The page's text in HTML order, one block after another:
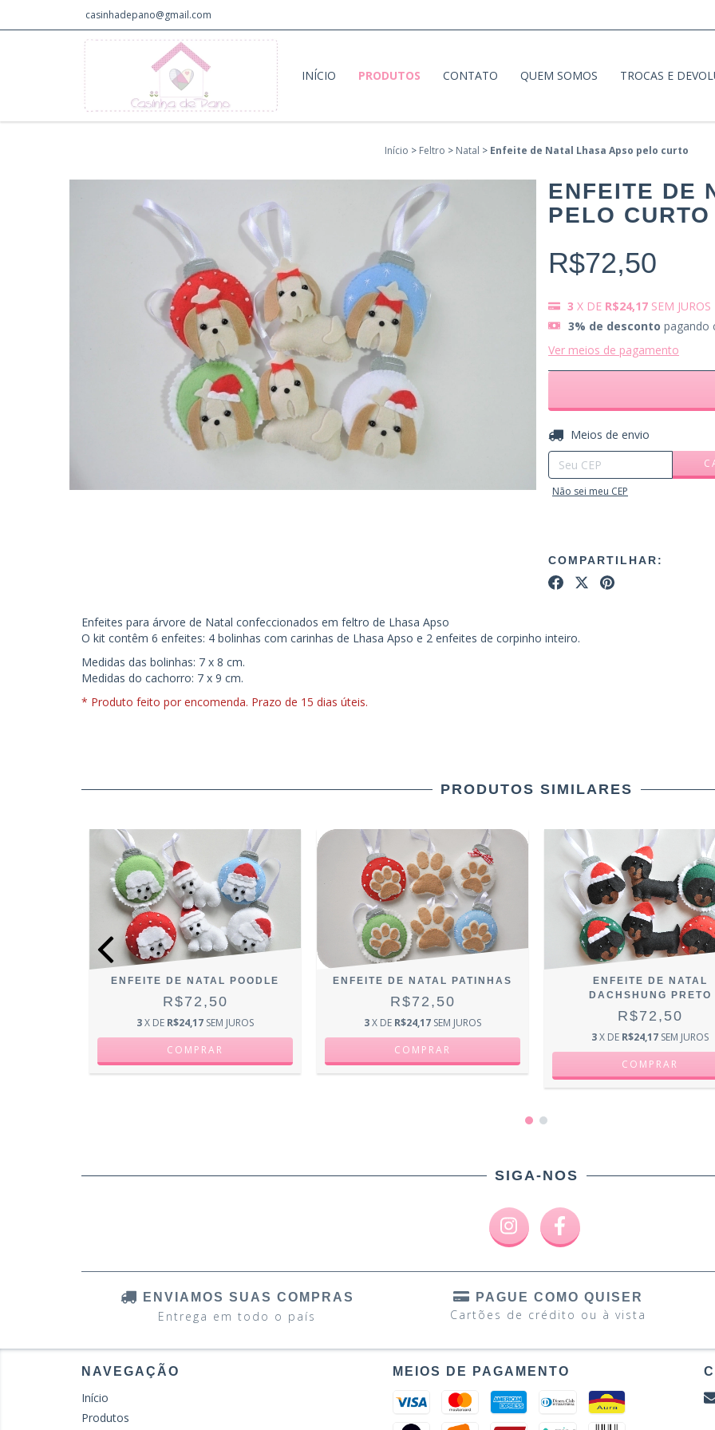
casinhadepano@gmail.com
INÍCIO PRODUTOS CONTATO QUEM SOMOS TROCAS E
Início > Feltro > Natal > Enfeite de Natal Lhasa Apso pelo curto
ENFEITE DE
PELO CURTO
R$72,50
3 X DE R$24,17 SEM JUROS
3% de desconto pagando
Ver meios de pagamento
Entregas para o CEP:
Meios de envio
Não sei meu CEP
COMPARTILHAR:
Enfeites para árvore de Natal confeccionados em feltro de Lhasa Apso
O kit contêm 6 enfeites: 4 bolinhas com carinhas de Lhasa Apso e 2 enfeites de corpinho inteiro.
Medidas das bolinhas: 7 x 8 cm.
Medidas do cachorro: 7 x 9 cm.
* Produto feito por encomenda. Prazo de 15 dias úteis.
PRODUTOS SIMILARES
ENFEITE DE NATAL POODLE
R$72,50
3X DE R$24,17 SEM JUROS
ENFEITE DE NATAL PATINHAS
R$72,50
3X DE R$24,17 SEM JUROS
ENFEITE DE NATAL
DACHSHUNG PRETO
R$72,50
3X DE R$24,17 SEM JUROS
SIGA-NOS
ENVIAMOS SUAS COMPRAS
Entrega em todo o país
PAGUE COMO QUISER
Cartões de crédito ou à vista
NAVEGAÇÃO
Início
Produtos
MEIOS DE PAGAMENTO